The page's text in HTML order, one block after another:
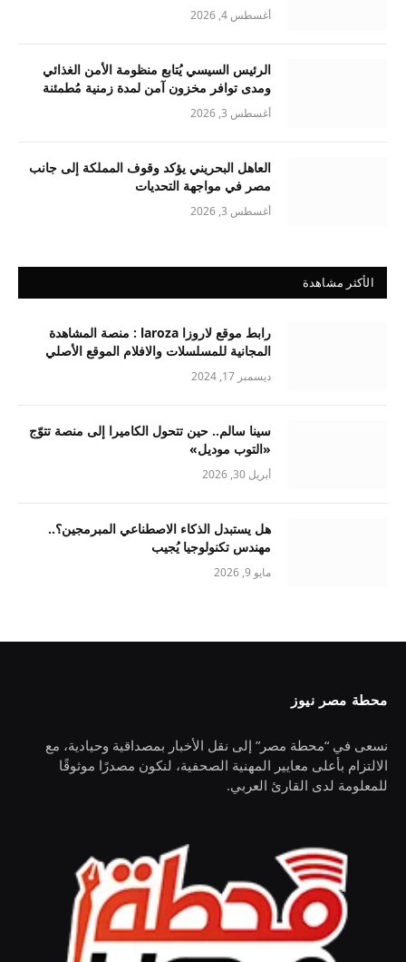
أغسطس 4, 2026
الرئيس السيسي يُتابع منظومة الأمن الغذائي
ومدى توافر مخزون آمن لمدة زمنية مُطمئنة
أغسطس 3, 2026
العاهل البحريني يؤكد وقوف المملكة إلى جانب
مصر في مواجهة التحديات
أغسطس 3, 2026
الأكثر مشاهدة
رابط موقع لاروزا laroza : منصة المشاهدة
المجانية للمسلسلات والافلام الموقع الأصلي
ديسمبر 17, 2024
سينا سالم.. حين تتحول الكاميرا إلى منصة تتوّج
«التوب موديل»
أبريل 30, 2026
هل يستبدل الذكاء الاصطناعي المبرمجين؟..
مهندس تكنولوجيا يُجيب
مايو 9, 2026
محطة مصر نيوز
نسعى في “محطة مصر” إلى نقل الأخبار بمصداقية وحيادية، مع
الالتزام بأعلى معايير المهنية الصحفية، لنكون مصدرًا موثوقًا
للمعلومة لدى القارئ العربي.